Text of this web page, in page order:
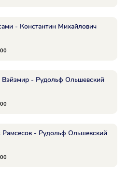
- Константин Михайлович
- Рудольф Ольшевский
Рамсесов - Рудольф Ольшевский